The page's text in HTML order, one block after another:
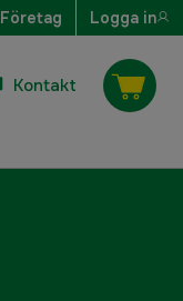
Företag Logga in
Kontakt